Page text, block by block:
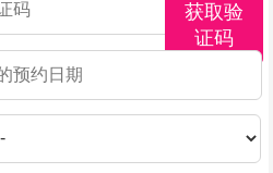
获取验
证码